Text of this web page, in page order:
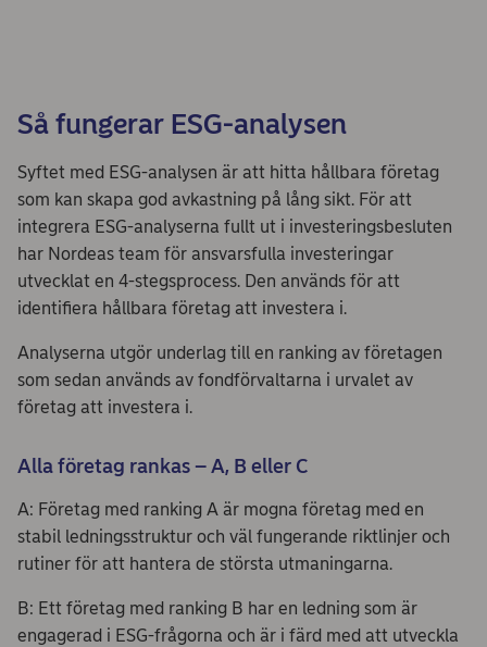
Så fungerar ESG-analysen
Syftet med ESG-analysen är att hitta hållbara företag
som kan skapa god avkastning på lång sikt. För att
integrera ESG-analyserna fullt ut i investeringsbesluten
har Nordeas team för ansvarsfulla investeringar
utvecklat en 4-stegsprocess. Den används för att
identifiera hållbara företag att investera i.
Analyserna utgör underlag till en ranking av företagen
som sedan används av fondförvaltarna i urvalet av
företag att investera i.
Alla företag rankas – A, B eller C
A: Företag med ranking A är mogna företag med en
stabil ledningsstruktur och väl fungerande riktlinjer och
rutiner för att hantera de största utmaningarna.
B: Ett företag med ranking B har en ledning som är
engagerad i ESG-frågorna och är i färd med att utveckla